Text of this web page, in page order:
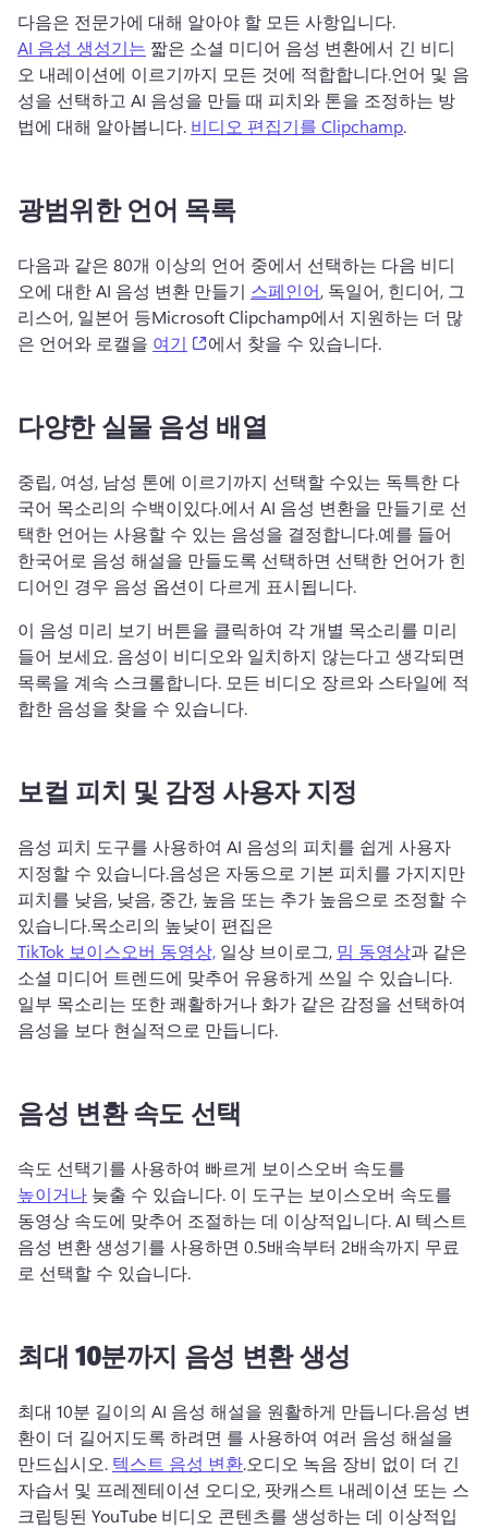
다음은 전문가에 대해 알아야 할 모든 사항입니다.
AI 음성 생성기는 짧은 소셜 미디어 음성 변환에서 긴 비디
오 내레이션에 이르기까지 모든 것에 적합합니다.언어 및 음
성을 선택하고 AI 음성을 만들 때 피치와 톤을 조정하는 방
법에 대해 알아봅니다. 비디오 편집기를 Clipchamp.
광범위한 언어 목록
다음과 같은 80개 이상의 언어 중에서 선택하는 다음 비디
오에 대한 AI 음성 변환 만들기 스페인어, 독일어, 힌디어, 그
리스어, 일본어 등Microsoft Clipchamp에서 지원하는 더 많
은 언어와 로캘을 여기 (opens in a new tab)
에서 찾을 수 있습니다.
다양한 실물 음성 배열
중립, 여성, 남성 톤에 이르기까지 선택할 수있는 독특한 다
국어 목소리의 수백이있다.에서 AI 음성 변환을 만들기로 선
택한 언어는 사용할 수 있는 음성을 결정합니다.예를 들어
한국어로 음성 해설을 만들도록 선택하면 선택한 언어가 힌
디어인 경우 음성 옵션이 다르게 표시됩니다.
이 음성 미리 보기 버튼을 클릭하여 각 개별 목소리를 미리
들어 보세요. 음성이 비디오와 일치하지 않는다고 생각되면
목록을 계속 스크롤합니다. 모든 비디오 장르와 스타일에 적
합한 음성을 찾을 수 있습니다.
보컬 피치 및 감정 사용자 지정
음성 피치 도구를 사용하여 AI 음성의 피치를 쉽게 사용자
지정할 수 있습니다.음성은 자동으로 기본 피치를 가지지만
피치를 낮음, 낮음, 중간, 높음 또는 추가 높음으로 조정할 수
있습니다.목소리의 높낮이 편집은
TikTok 보이스오버 동영상, 일상 브이로그, 밈 동영상과 같은
일부 목소리는 또한 쾌활하거나 화가 같은 감정을 선택하여
음성을 보다 현실적으로 만듭니다.
음성 변환 속도 선택
속도 선택기를 사용하여 빠르게 보이스오버 속도를
높이거나 늦출 수 있습니다. 이 도구는 보이스오버 속도를
동영상 속도에 맞추어 조절하는 데 이상적입니다. AI 텍스트
음성 변환 생성기를 사용하면 0.5배속부터 2배속까지 무료
로 선택할 수 있습니다.
최대 10분까지 음성 변환 생성
최대 10분 길이의 AI 음성 해설을 원활하게 만듭니다.음성 변
환이 더 길어지도록 하려면 를 사용하여 여러 음성 해설을
만드십시오. 텍스트 음성 변환.오디오 녹음 장비 없이 더 긴
자습서 및 프레젠테이션 오디오, 팟캐스트 내레이션 또는 스
크립팅된 YouTube 비디오 콘텐츠를 생성하는 데 이상적입